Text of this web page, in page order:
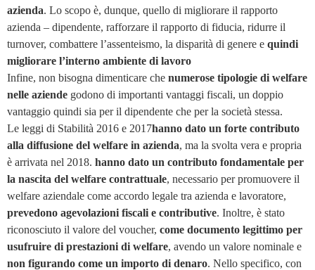
azienda. Lo scopo è, dunque, quello di migliorare il rapporto
azienda – dipendente, rafforzare il rapporto di fiducia, ridurre il
turnover, combattere l’assenteismo, la disparità di genere e quindi
migliorare l’interno ambiente di lavoro
Infine, non bisogna dimenticare che numerose tipologie di welfare
nelle aziende godono di importanti vantaggi fiscali, un doppio
vantaggio quindi sia per il dipendente che per la società stessa.
Le leggi di Stabilità 2016 e 2017hanno dato un forte contributo
alla diffusione del welfare in azienda, ma la svolta vera e propria
è arrivata nel 2018. hanno dato un contributo fondamentale per
la nascita del welfare contrattuale, necessario per promuovere il
welfare aziendale come accordo legale tra azienda e lavoratore,
prevedono agevolazioni fiscali e contributive. Inoltre, è stato
riconosciuto il valore del voucher, come documento legittimo per
usufruire di prestazioni di welfare, avendo un valore nominale e
non figurando come un importo di denaro. Nello specifico, con